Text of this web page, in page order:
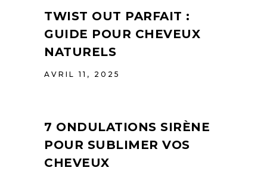
TWIST OUT PARFAIT :
GUIDE POUR CHEVEUX
NATURELS
AVRIL 11, 2025
7 ONDULATIONS SIRÈNE
POUR SUBLIMER VOS
CHEVEUX